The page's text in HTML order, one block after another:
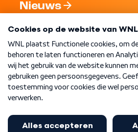
Nieuws
Nieuwsbrief
Word Lid